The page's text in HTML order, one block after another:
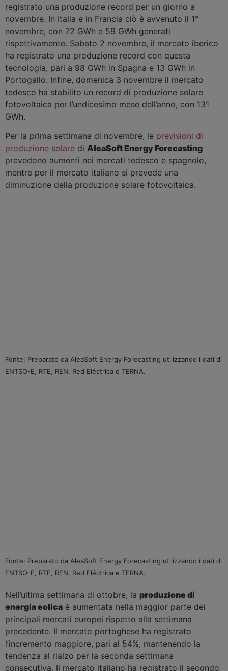
registrato una produzione record per un giorno a
novembre. In Italia e in Francia ciò è avvenuto il 1°
novembre, con 72 GWh e 59 GWh generati
rispettivamente. Sabato 2 novembre, il mercato iberico
ha registrato una produzione record con questa
tecnologia, pari a 98 GWh in Spagna e 13 GWh in
Portogallo. Infine, domenica 3 novembre il mercato
tedesco ha stabilito un record di produzione solare
fotovoltaica per l’undicesimo mese dell’anno, con 131
GWh.
Per la prima settimana di novembre, le previsioni di
produzione solare di AleaSoft Energy Forecasting
prevedono aumenti nei mercati tedesco e spagnolo,
mentre per il mercato italiano si prevede una
diminuzione della produzione solare fotovoltaica.
Fonte: Preparato da AleaSoft Energy Forecasting utilizzando i dati di
ENTSO-E, RTE, REN, Red Eléctrica e TERNA.
Fonte: Preparato da AleaSoft Energy Forecasting utilizzando i dati di
ENTSO-E, RTE, REN, Red Eléctrica e TERNA.
Nell’ultima settimana di ottobre, la produzione di
energia eolica è aumentata nella maggior parte dei
principali mercati europei rispetto alla settimana
precedente. Il mercato portoghese ha registrato
l’incremento maggiore, pari al 54%, mantenendo la
tendenza al rialzo per la seconda settimana
consecutiva. Il mercato italiano ha registrato il secondo